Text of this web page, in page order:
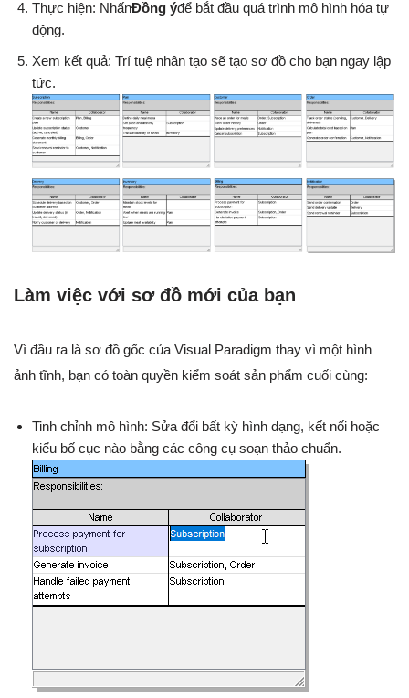
Thực hiện: NhấnĐồng ýđể bắt đầu quá trình mô hình hóa tự
động.
Xem kết quả: Trí tuệ nhân tạo sẽ tạo sơ đồ cho bạn ngay lập
tức.
Làm việc với sơ đồ mới của bạn
Vì đầu ra là sơ đồ gốc của Visual Paradigm thay vì một hình
ảnh tĩnh, bạn có toàn quyền kiểm soát sản phẩm cuối cùng:
Tinh chỉnh mô hình: Sửa đổi bất kỳ hình dạng, kết nối hoặc
kiểu bố cục nào bằng các công cụ soạn thảo chuẩn.